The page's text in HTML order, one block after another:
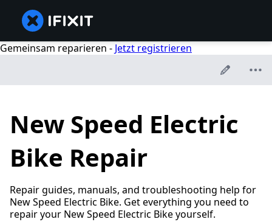
Gemeinsam reparieren - Jetzt registrieren
New Speed Electric
Bike Repair
Repair guides, manuals, and troubleshooting help for
New Speed Electric Bike. Get everything you need to
repair your New Speed Electric Bike yourself.